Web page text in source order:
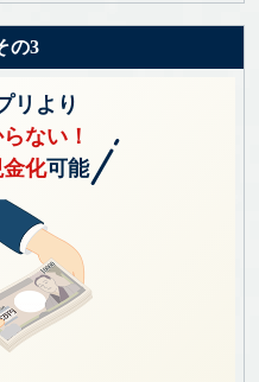
の3
リより
ない！
化可能